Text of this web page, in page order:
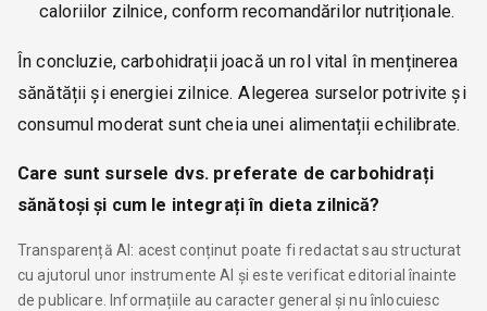
caloriilor zilnice, conform recomandărilor nutriționale.
În concluzie, carbohidrații joacă un rol vital în menținerea
sănătății și energiei zilnice. Alegerea surselor potrivite și
consumul moderat sunt cheia unei alimentații echilibrate.
Care sunt sursele dvs. preferate de carbohidrați
sănătoși și cum le integrați în dieta zilnică?
Transparență AI: acest conținut poate fi redactat sau structurat
cu ajutorul unor instrumente AI și este verificat editorial înainte
de publicare. Informațiile au caracter general și nu înlocuiesc